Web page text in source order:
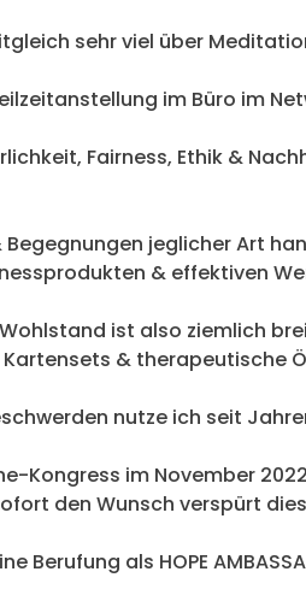
sehr viel über
im Büro im
Fairness, Ethik &
jeglicher Art
& effektiven
ist also ziemlich
& therapeutische
nutze ich seit
Kongress im November
den Wunsch verspürt
Berufung als HOPE